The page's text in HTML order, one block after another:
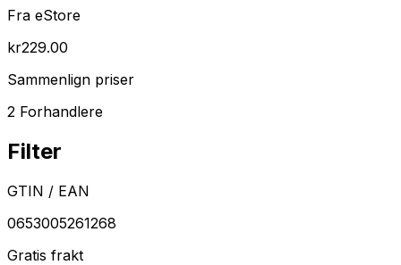
Fra eStore
kr229.00
Sammenlign priser
2 Forhandlere
Filter
GTIN / EAN
0653005261268
Gratis frakt